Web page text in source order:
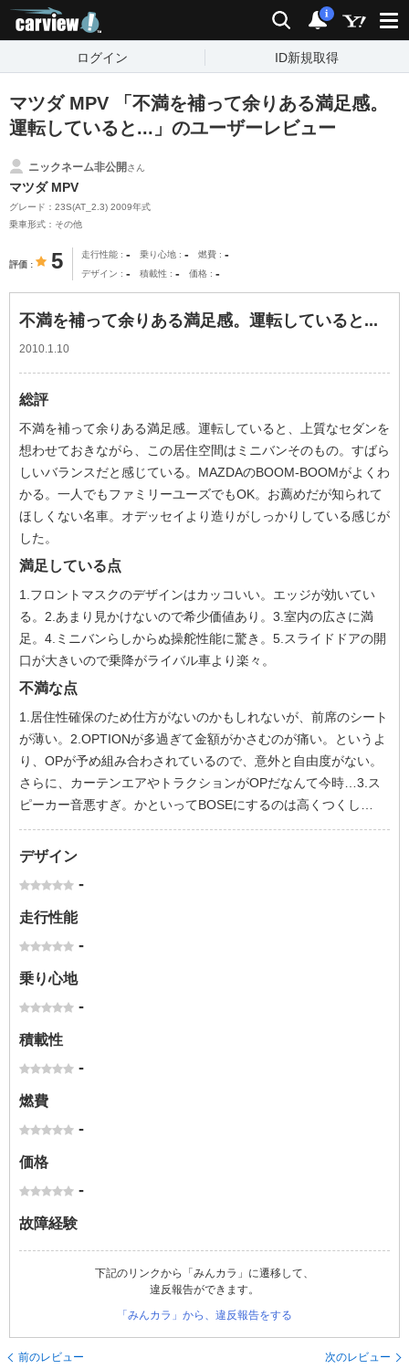
検索 通知
i
ログイン ID新規取得
マツダ MPV 「不満を補って余りある満足感。
運転していると...」のユーザーレビュー
ニックネーム非公開さん
マツダ MPV
グレード：23S(AT_2.3) 2009年式
乗車形式：その他
評価 5 走行性能 - 乗り心地 - 燃費 -
デザイン - 積載性 - 価格 -
不満を補って余りある満足感。運転していると...
2010.1.10
総評
不満を補って余りある満足感。運転していると、上質なセダンを
想わせておきながら、この居住空間はミニバンそのもの。すばら
しいバランスだと感じている。MAZDAのBOOM-BOOMがよくわ
かる。一人でもファミリーユーズでもOK。お薦めだが知られて
ほしくない名車。オデッセイより造りがしっかりしている感じが
した。
満足している点
1.フロントマスクのデザインはカッコいい。エッジが効いてい
る。2.あまり見かけないので希少価値あり。3.室内の広さに満
足。4.ミニバンらしからぬ操舵性能に驚き。5.スライドドアの開
口が大きいので乗降がライバル車より楽々。
不満な点
1.居住性確保のため仕方がないのかもしれないが、前席のシート
が薄い。2.OPTIONが多過ぎて金額がかさむのが痛い。というよ
り、OPが予め組み合わされているので、意外と自由度がない。
さらに、カーテンエアやトラクションがOPだなんて今時…3.ス
ピーカー音悪すぎ。かといってBOSEにするのは高くつくし…
デザイン
-
走行性能
-
乗り心地
-
積載性
-
燃費
-
価格
-
故障経験
下記のリンクから「みんカラ」に遷移して、
違反報告ができます。
「みんカラ」から、違反報告をする
前のレビュー 次のレビュー